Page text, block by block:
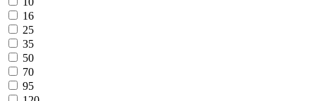
16
25
35
50
70
95